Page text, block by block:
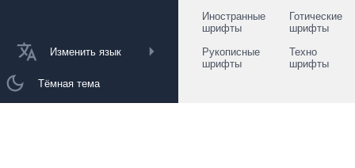
Изменить язык
Тёмная тема
Иностранные
шрифты
Готические
шрифты
Рукописные
шрифты
Техно
шрифты